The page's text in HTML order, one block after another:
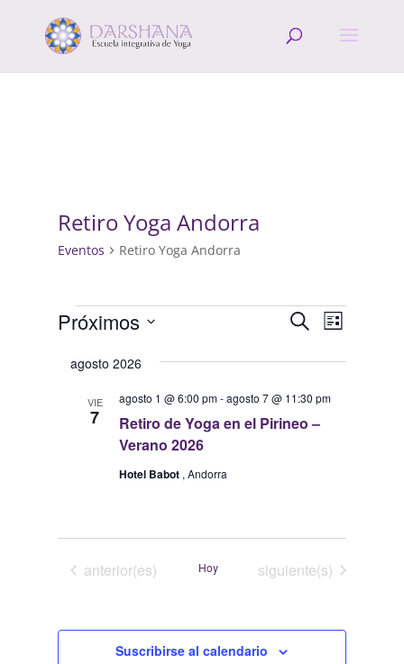
Retiro Yoga Andorra
Eventos Retiro Yoga Andorra
Eventos
búsqueda
y
vistas
de
Buscar
de
vistas
Lista
Próximos
agosto 2026
VIE
7
Retiro de Yoga en el Pirineo –
Verano 2026
agosto 1 @ 6:00 pm-agosto 7 @ 11:30 pm
Hotel Babot , Andorra
Eventos
anterior(es) Hoy Eventos
siguiente(s)
Suscribirse al calendario